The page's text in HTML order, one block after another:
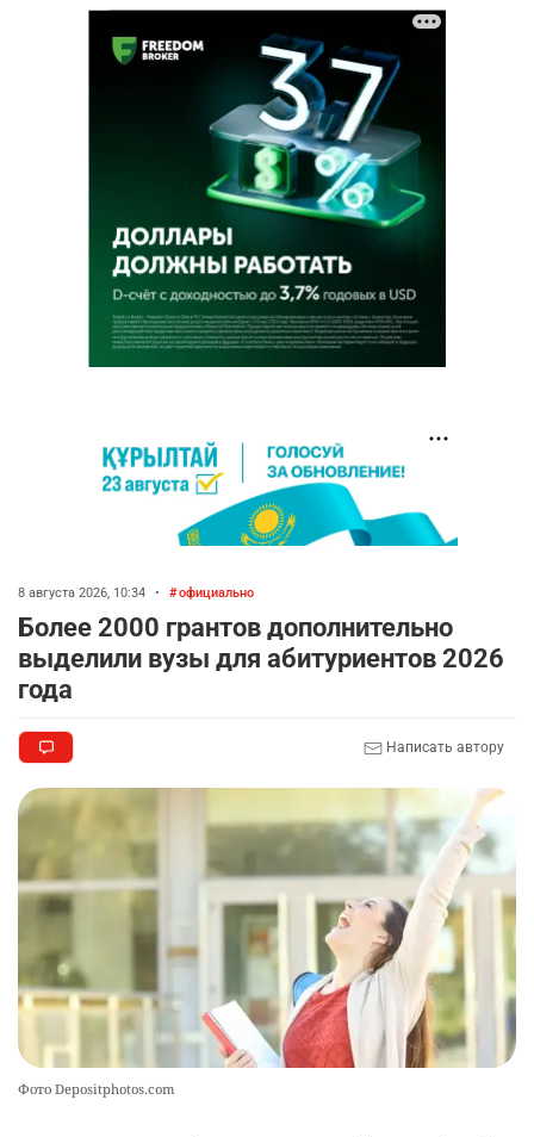
8 августа 2026, 10:34 • официально
Более 2000 грантов дополнительно
выделили вузы для абитуриентов 2026
года
Написать автору
Фото Depositphotos.com